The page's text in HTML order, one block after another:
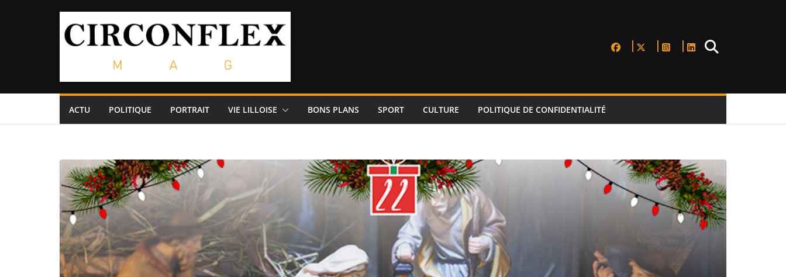
ACTU POLITIQUE PORTRAIT VIE LILLOISE BONS PLANS SPORT CULTURE POLITIQUE DE CONFIDENTIALITÉ